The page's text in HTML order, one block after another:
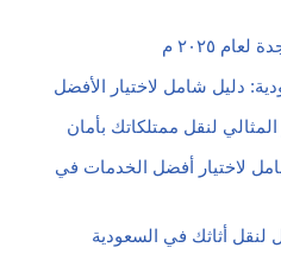
دليل شامل لاختيار الأفضل
لنقل ممتلكاتك بأمان
لاختيار أفضل الخدمات في
لنقل أثاثك في السعودية